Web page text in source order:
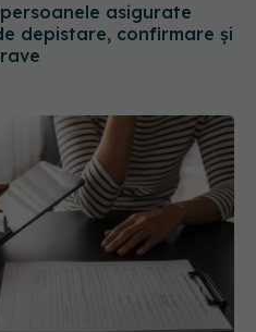
asigurate
depistare, confirmare şi